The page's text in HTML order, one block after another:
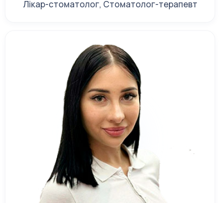
допомогою чітко спрямованого ультразвуку. Після
цього зуби шліфуються з використанням
спеціальної насадки.
Лікування запалень
Протизапальна терапія ясен, виконати яку можуть
порекомендувати наші фахівці, полягає в
застосуванні спеціальних гелів і зубних паст.
Зазвичай на такий курс йде 3 тижні. Дуже часто він
дає повне лікування, наприклад, якщо у пацієнта
Лікар-стоматолог, Стоматолог-терапевт